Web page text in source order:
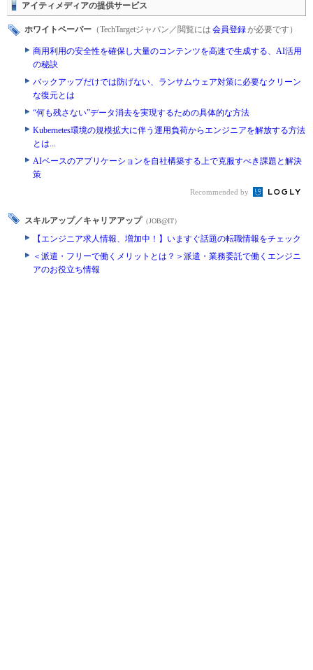
アイティメディアの提供サービス
ホワイトペーパー （TechTargetジャパン／閲覧には 会員登録が必要です）
商用利用の安全性を確保し大量のコンテンツを高速で生成する、AI活用
の秘訣
バックアップだけでは防げない、ランサムウェア対策に必要なクリーン
な復元とは
“何も残さない”データ消去を実現するための具体的な方法
Kubernetes環境の規模拡大に伴う運用負荷からエンジニアを解放する方法
とは...
AIベースのアプリケーションを自社構築する上で克服すべき課題と解決
策
Recommended by
スキルアップ／キャリアアップ （JOB@IT）
【エンジニア求人情報、増加中！】いますぐ話題の転職情報をチェック
＜派遣・フリーで働くメリットとは？＞派遣・業務委託で働くエンジニ
アのお役立ち情報